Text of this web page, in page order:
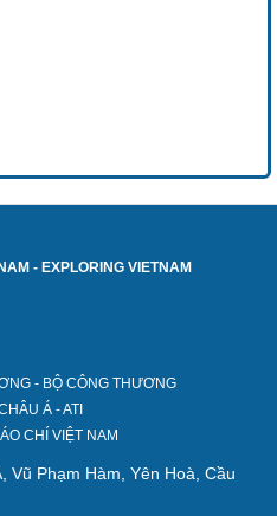
- EXPLORING VIETNAM
- BỘ CÔNG THƯƠNG
Á - ATI
CHÍ VIỆT NAM
Vũ Phạm Hàm, Yên Hoà, Cầu